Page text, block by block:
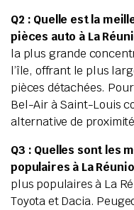
Q2 : Quelle est la
pièces auto à La
la plus grande
l’île, offrant le plus
pièces détachées.
Bel-Air à Saint-Louis
alternative de
Q3 : Quelles sont les
populaires à La
plus populaires à La
Toyota et Dacia.